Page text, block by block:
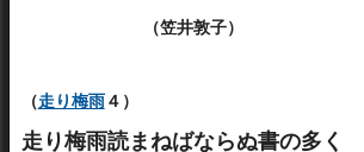
（笠井敦子）
（走り梅雨４）
走り梅雨読まねばならぬ書の多く